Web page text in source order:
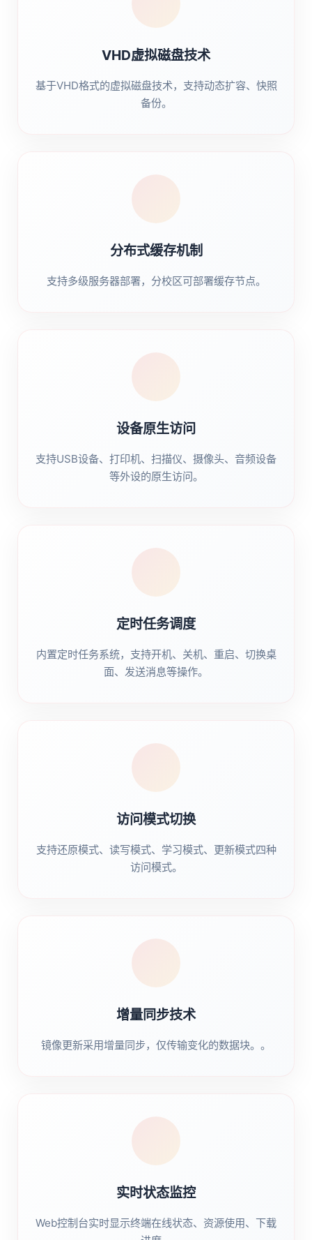
VHD虚拟磁盘技术
基于VHD格式的虚拟磁盘技术，支持动态扩容、快照
备份。
分布式缓存机制
支持多级服务器部署，分校区可部署缓存节点。
设备原生访问
支持USB设备、打印机、扫描仪、摄像头、音频设备
等外设的原生访问。
定时任务调度
内置定时任务系统，支持开机、关机、重启、切换桌
面、发送消息等操作。
访问模式切换
支持还原模式、读写模式、学习模式、更新模式四种
访问模式。
增量同步技术
镜像更新采用增量同步，仅传输变化的数据块。。
实时状态监控
Web控制台实时显示终端在线状态、资源使用、下载